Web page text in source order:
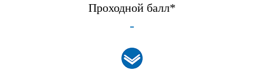
Проходной балл*
-